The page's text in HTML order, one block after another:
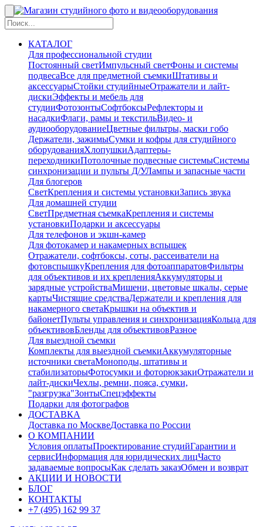
КАТАЛОГ
Для профессиональной студии
Постоянный светИмпульсный светФоны и системы
подвесаВсе для предметной съемкиШтативы и
аксессуарыСтойки студийныеОтражатели и лайт-
дискиЭффекты и мебель для
студииФотозонтыСофтбоксыРефлекторы и
насадкиФлаги, рамы и текстильВидео- и
аудиооборудованиеЦветные фильтры, маски гобо
Держатели, зажимыСумки и кофры для студийного
оборудованияХлопушкиАдаптеры-
переходникиПотолочные подвесные системыСистемы
синхронизации и пульты Д/УЛампы и запасные части
Для блогеров
СветКрепления и системы установкиЗапись звука
Для домашней студии
СветПредметная съемкаКрепления и системы
установкиПодарки и аксессуары
Для телефонов и экшн-камер
Для фотокамер и накамерных вспышек
Отражатели, софтбоксы, соты, рассеиватели на
фотовспышкуКрепления для фотоаппаратовФильтры
для объективов и их крепленияАккумуляторы и
зарядные устройстваМишени, цветовые шкалы, серые
картыЧистящие средстваДержатели и крепления для
накамерного светаКрышки на объектив и
байонетПульты управления и синхронизацияКольца для
объективовБленды для объективовРазное
Для выездной съемки
Комплекты для выездной съемкиАккумуляторные
источники светаМоноподы, штативы и
стабилизаторыФотосумки и фоторюкзакиОтражатели и
лайт-дискиЧехлы, ремни, пояса, сумки,
"разгрузка"ЗонтыСпецэффекты
Подарки для фотографов
ДОСТАВКА
Доставка по МосквеДоставка по России
О КОМПАНИИ
Условия оплатыПроектирование студийГарантии и
сервисИнформация для юридических лицЧасто
задаваемые вопросыКак сделать заказОбмен и возврат
АКЦИИ И НОВОСТИ
БЛОГ
КОНТАКТЫ
+7 (495) 162 99 37